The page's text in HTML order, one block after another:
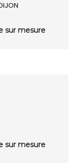
sur mesure
sur mesure